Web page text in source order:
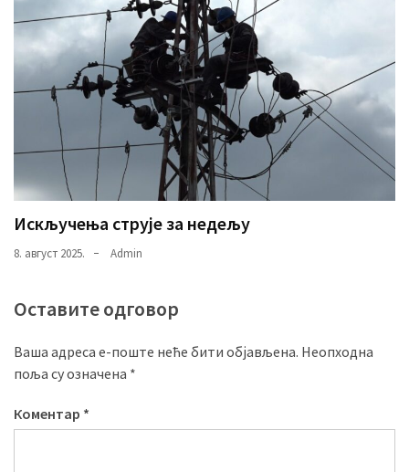
Искључења струје за недељу
8. август 2025. Admin
Оставите одговор
Ваша адреса е-поште неће бити објављена. Неопходна
поља су означена *
Коментар *